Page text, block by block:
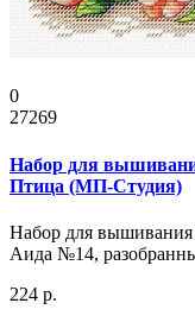
0
27269
Набор для
Птица (МП-Студия)
Набор для
Аида №14,
224 р.